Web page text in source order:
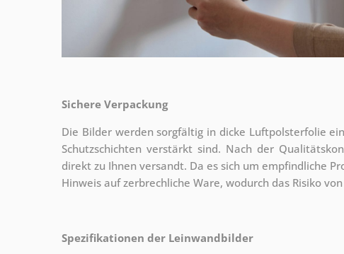
Sichere Verpackung
Die Bilder werden sorgfältig in dicke Luftpolsterfolie
Schutzschichten verstärkt sind. Nach der
direkt zu Ihnen versandt. Da es sich um empfindliche
Hinweis auf zerbrechliche Ware, wodurch das Risiko
Spezifikationen der Leinwandbilder